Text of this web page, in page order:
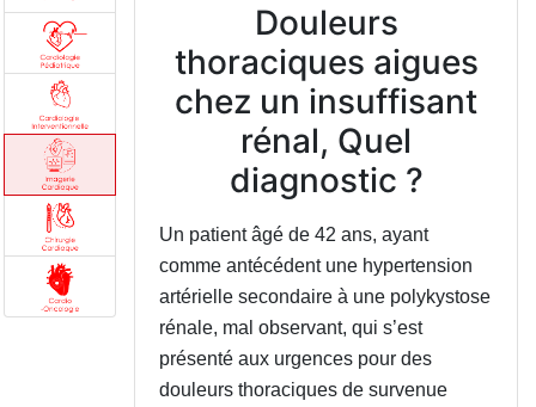
Douleurs
thoraciques aigues
chez un insuffisant
rénal, Quel
diagnostic ?
Un patient âgé de 42 ans, ayant
comme antécédent une hypertension
artérielle secondaire à une polykystose
rénale, mal observant, qui s’est
présenté aux urgences pour des
douleurs thoraciques de survenue